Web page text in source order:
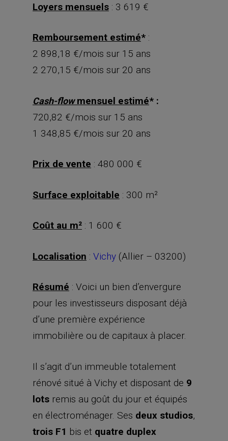
Loyers mensuels : 3 619 €
Remboursement estimé* :
2 898,18 €/mois sur 15 ans
2 270,15 €/mois sur 20 ans
Cash-flowmensuel estimé* :
720,82 €/mois sur 15 ans
1 348,85 €/mois sur 20 ans
Prix de vente : 480 000 €
Surface exploitable : 300 m²
Coût au m² : 1 600 €
Localisation : Vichy (Allier – 03200)
Résumé : Voici un bien d’envergure
pour les investisseurs disposant déjà
d’une première expérience
immobilière ou de capitaux à placer.
Il s’agit d’un immeuble totalement
rénové situé à Vichy et disposant de 9
lots remis au goût du jour et équipés
en électroménager. Ses deux studios,
trois F1 bis et quatre duplex